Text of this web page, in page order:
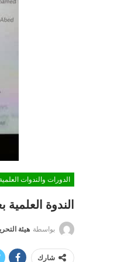
الدورات والندوات
الندوة
بواسطة هيئة
شارك